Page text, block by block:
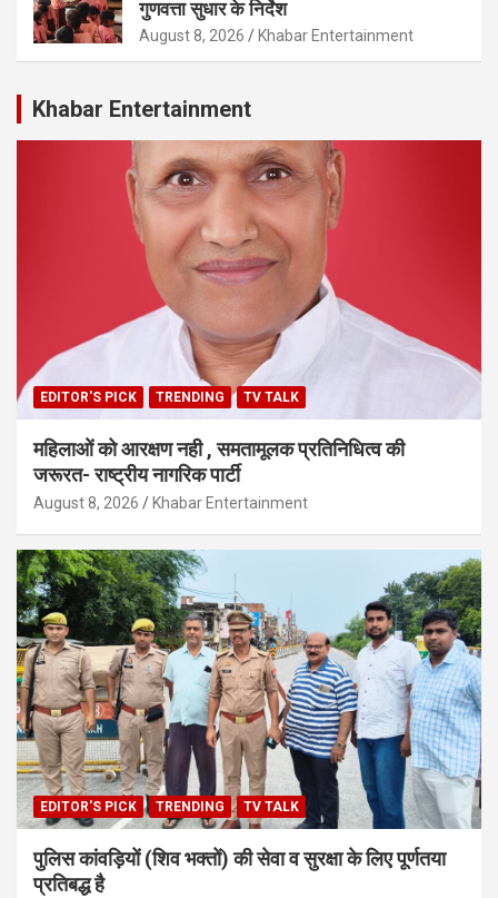
गुणवत्ता सुधार के निर्देश
August 8, 2026 Khabar Entertainment
Khabar Entertainment
EDITOR'S PICK TRENDING TV TALK
महिलाओं को आरक्षण नही , समतामूलक प्रतिनिधित्व की
जरूरत- राष्ट्रीय नागरिक पार्टी
August 8, 2026 Khabar Entertainment
EDITOR'S PICK TRENDING TV TALK
पुलिस कांवड़ियों (शिव भक्तों) की सेवा व सुरक्षा के लिए पूर्णतया
प्रतिबद्ध है